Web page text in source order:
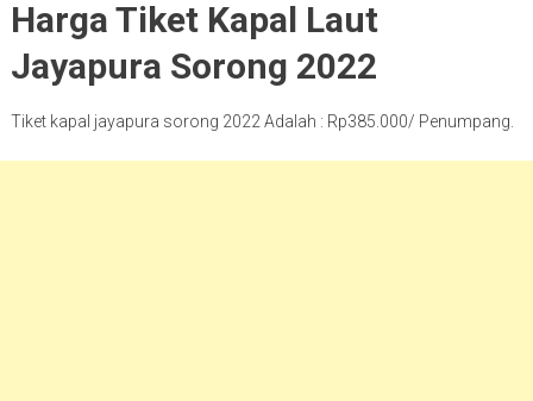
Harga Tiket Kapal Laut
Jayapura Sorong 2022
Tiket kapal jayapura sorong 2022 Adalah : Rp385.000/ Penumpang.